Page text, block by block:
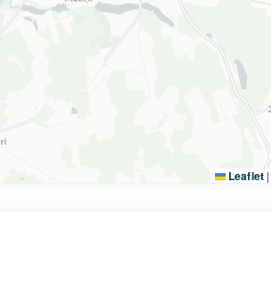
Leaflet |